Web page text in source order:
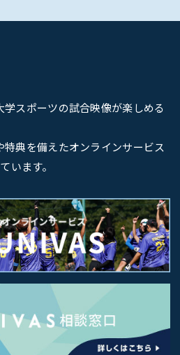
スポーツの試合映像が楽しめる
典を備えたオンラインサービス
います。